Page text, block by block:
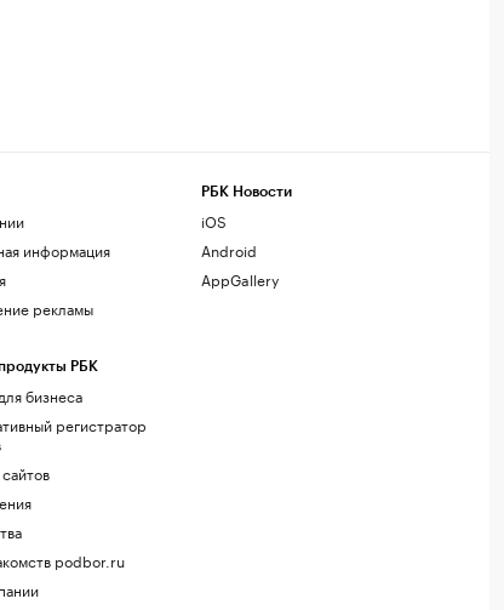
информация
рекламы
РБК
бизнеса
регистратор
podbor.ru
РБК Новости
iOS
Android
AppGallery